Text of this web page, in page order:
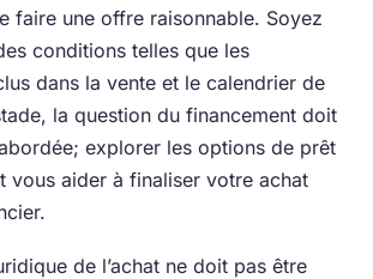
faire une offre raisonnable. Soyez
conditions telles que les
dans la vente et le calendrier de
la question du financement doit
explorer les options de prêt
vous aider à finaliser votre achat
de l’achat ne doit pas être